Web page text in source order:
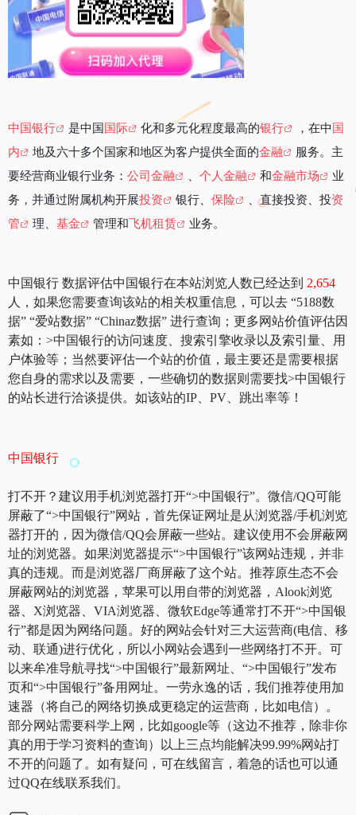
中国银行 是中国 国际 化和多元化程度最高的银行 ，在中 国
内
地及六十多个国家和地区为客户提供全面的金融
服务。主
要经营商业银行业务： 公司金融 个人金融 和金融市场
业
务，并通过附属机构开展投资 银行、 保险 、直接投资、投资
管
理、 基金 管理和飞机租赁 业务。
中国银行 数据评估中国银行在本站浏览人数已经达到 2,654
人，如果您需要查询该站的相关权重信息，可以去 “5188数
据” “爱站数据” “Chinaz数据” 进行查询；更多网站价值评估因
素如：>中国银行的访问速度、搜索引擎收录以及索引量、用
户体验等；当然要评估一个站的价值，最主要还是需要根据
您自身的需求以及需要，一些确切的数据则需要找>中国银行
的站长进行洽谈提供。如该站的IP、PV、跳出率等！
中国银行
打不开？建议用手机浏览器打开“>中国银行”。微信/QQ可能
屏蔽了“>中国银行”网站，首先保证网址是从浏览器/手机浏览
器打开的，因为微信/QQ会屏蔽一些站。建议使用不会屏蔽网
址的浏览器。如果浏览器提示“>中国银行”该网站违规，并非
真的违规。而是浏览器厂商屏蔽了这个站。推荐原生态不会
屏蔽网站的浏览器，苹果可以用自带的浏览器，Alook浏览
器、X浏览器、VIA浏览器、微软Edge等通常打不开“>中国银
行”都是因为网络问题。好的网站会针对三大运营商(电信、移
动、联通)进行优化，所以小网站会遇到一些网络打不开。可
以来牟准导航寻找“>中国银行”最新网址、“>中国银行”发布
页和“>中国银行”备用网址。一劳永逸的话，我们推荐使用加
速器（将自己的网络切换成更稳定的运营商，比如电信）。
部分网站需要科学上网，比如google等（这边不推荐，除非你
真的用于学习资料的查询）以上三点均能解决99.99%网站打
不开的问题了。如有疑问，可在线留言，着急的话也可以通
过QQ在线联系我们。